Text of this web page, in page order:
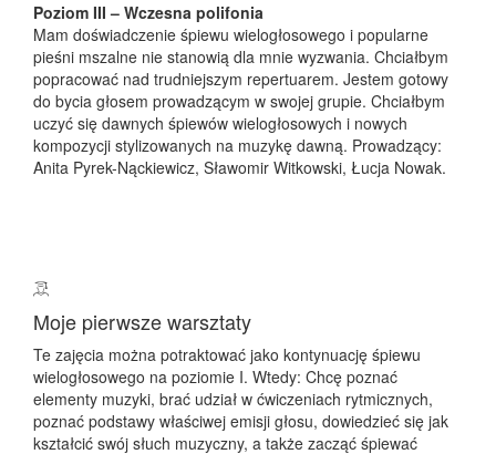
Poziom III – Wczesna polifonia
Mam doświadczenie śpiewu wielogłosowego i popularne
pieśni mszalne nie stanowią dla mnie wyzwania. Chciałbym
popracować nad trudniejszym repertuarem. Jestem gotowy
do bycia głosem prowadzącym w swojej grupie. Chciałbym
uczyć się dawnych śpiewów wielogłosowych i nowych
kompozycji stylizowanych na muzykę dawną. Prowadzący:
Anita Pyrek-Nąckiewicz, Sławomir Witkowski, Łucja Nowak.
Moje pierwsze warsztaty
Te zajęcia można potraktować jako kontynuację śpiewu
wielogłosowego na poziomie I. Wtedy: Chcę poznać
elementy muzyki, brać udział w ćwiczeniach rytmicznych,
poznać podstawy właściwej emisji głosu, dowiedzieć się jak
kształcić swój słuch muzyczny, a także zacząć śpiewać